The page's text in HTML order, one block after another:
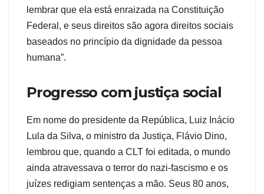
lembrar que ela está enraizada na Constituição
Federal, e seus direitos são agora direitos sociais
baseados no princípio da dignidade da pessoa
humana”.
Progresso com justiça social
Em nome do presidente da República, Luiz Inácio
Lula da Silva, o ministro da Justiça, Flávio Dino,
lembrou que, quando a CLT foi editada, o mundo
ainda atravessava o terror do nazi-fascismo e os
juízes redigiam sentenças a mão. Seus 80 anos,